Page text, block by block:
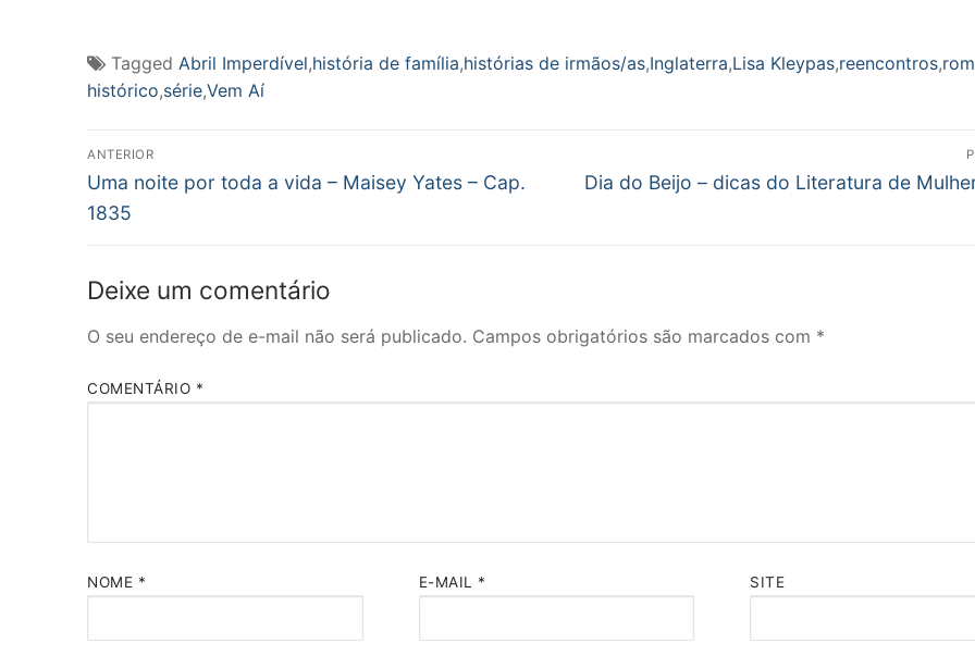
Tagged Abril Imperdível,história de família,histórias de irmãos/as,Inglaterra,Lisa Kleypas,reencontros,
histórico,série,Vem Aí
Navegação
de
ANTERIOR
Post
anterior:
Uma noite por toda a vida – Maisey Yates – Cap.
1835
Próximo
Dia do Beijo – dicas do Literatura de
Deixe um comentário
O seu endereço de e-mail não será publicado. Campos obrigatórios são marcados com *
COMENTÁRIO *
NOME * E-MAIL * SITE